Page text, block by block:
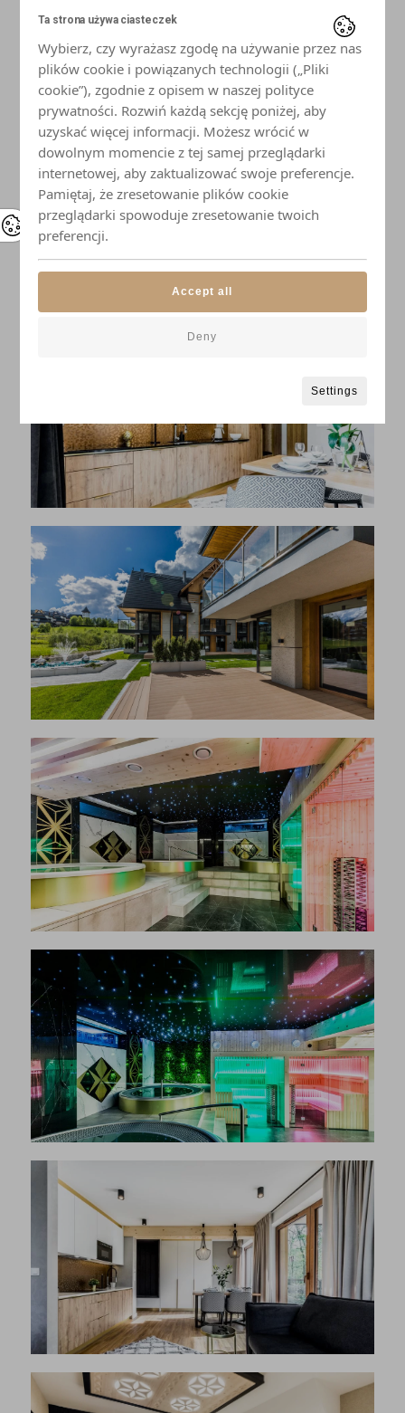
Ta strona używa ciasteczek
Wybierz, czy wyrażasz zgodę na używanie przez nas
plików cookie i powiązanych technologii („Pliki
cookie”), zgodnie z opisem w naszej polityce
prywatności. Rozwiń każdą sekcję poniżej, aby
uzyskać więcej informacji. Możesz wrócić w
dowolnym momencie z tej samej przeglądarki
internetowej, aby zaktualizować swoje preferencje.
Pamiętaj, że zresetowanie plików cookie
przeglądarki spowoduje zresetowanie twoich
preferencji.
Settings
Deny
Accept all